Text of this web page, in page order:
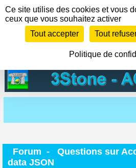
Forum - Questions sur
data JSON
Panneau de gestion des cookies
Ce site utilise des cookies et vous
ceux que vous souhaitez activer
Tout accepter
Tout
Politique de